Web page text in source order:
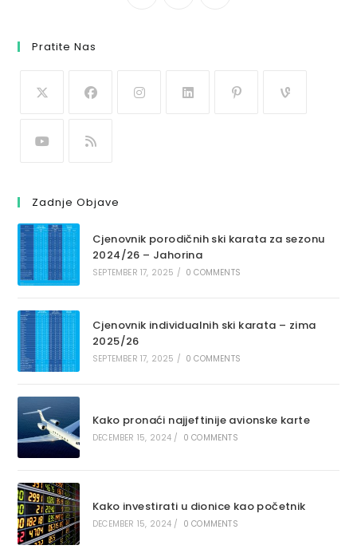
Pratite Nas
Zadnje Objave
Cjenovnik porodičnih ski karata za sezonu
2024/26 – Jahorina
SEPTEMBER 17, 2025 / 0 COMMENTS
Cjenovnik individualnih ski karata – zima
2025/26
SEPTEMBER 17, 2025 / 0 COMMENTS
Kako pronaći najjeftinije avionske karte
DECEMBER 15, 2024 / 0 COMMENTS
Kako investirati u dionice kao početnik
DECEMBER 15, 2024 / 0 COMMENTS